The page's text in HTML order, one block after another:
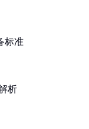
标准
析